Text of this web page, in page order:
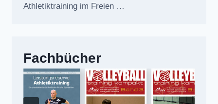
Athletiktraining im Freien …
Fachbücher